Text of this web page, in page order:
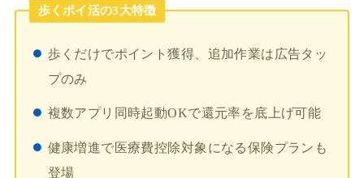
歩くポイ活の3大特徴
歩くだけでポイント獲得、追加作業は広告タッ
プのみ
複数アプリ同時起動OKで還元率を底上げ可能
健康増進で医療費控除対象になる保険プランも
登場